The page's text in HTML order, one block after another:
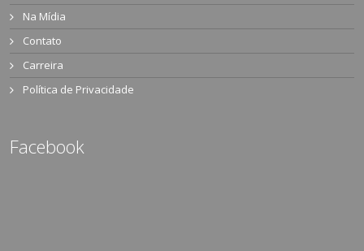
Na Mídia
Contato
Carreira
Política de Privacidade
Facebook